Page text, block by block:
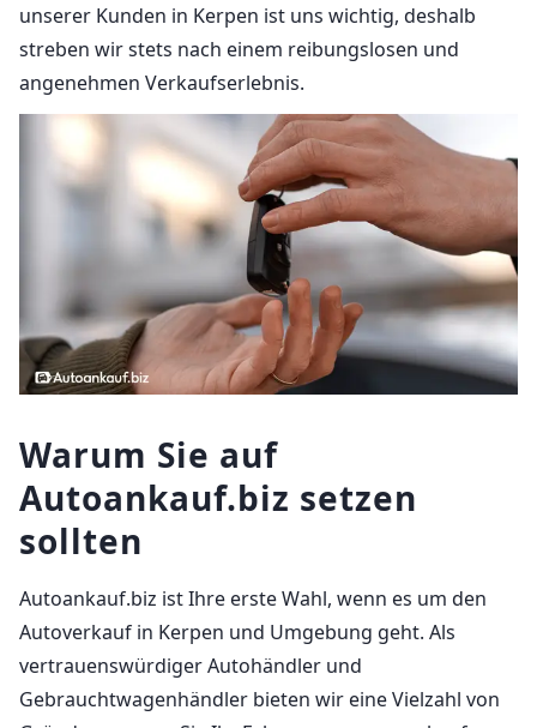
unserer Kunden in Kerpen ist uns wichtig, deshalb
streben wir stets nach einem reibungslosen und
angenehmen Verkaufserlebnis.
Warum Sie auf
Autoankauf.biz setzen
sollten
Autoankauf.biz ist Ihre erste Wahl, wenn es um den
Autoverkauf in Kerpen und Umgebung geht. Als
vertrauenswürdiger Autohändler und
Gebrauchtwagenhändler bieten wir eine Vielzahl von